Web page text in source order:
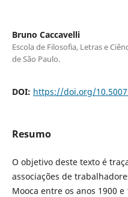
Bruno Caccavelli
Escola de Filosofia, Letras e
de São Paulo.
DOI: https://doi.org/
Resumo
O objetivo deste texto é
associações de
Mooca entre os anos 1900